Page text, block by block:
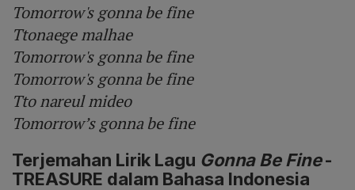
Tomorrow's gonna be fine
Ttonaege malhae
Tomorrow's gonna be fine
Tomorrow's gonna be fine
Tto nareul mideo
Tomorrow’s gonna be fine
Terjemahan Lirik Lagu Gonna Be Fine-
TREASURE dalam Bahasa Indonesia